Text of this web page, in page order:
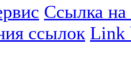
Ссылка на
ссылок Link